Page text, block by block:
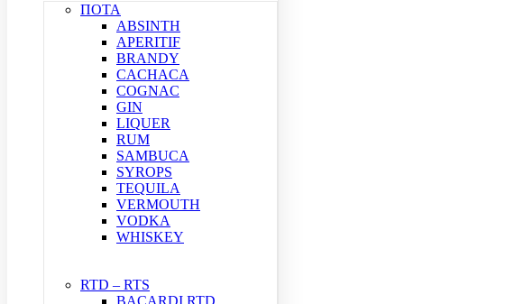
ΠΟΤΑ
ABSINTH
APERITIF
BRANDY
CACHACA
COGNAC
GIN
LIQUER
RUM
SAMBUCA
SYROPS
TEQUILA
VERMOUTH
VODKA
WHISKEY
RTD – RTS
BACARDI RTD